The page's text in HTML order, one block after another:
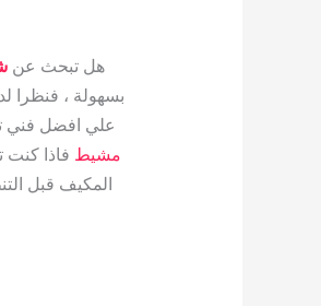
هل تبحث عن
بسهولة ،
علي افضل فني
مشيط فاذا
المكيف قبل